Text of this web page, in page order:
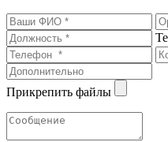
Прикрепить файлы